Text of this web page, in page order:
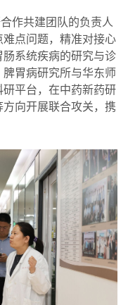
作共建团队的负责人
点问题，精准对接心
系统疾病的研究与诊
胃病研究所与华东师
平台，在中药新药研
向开展联合攻关，携